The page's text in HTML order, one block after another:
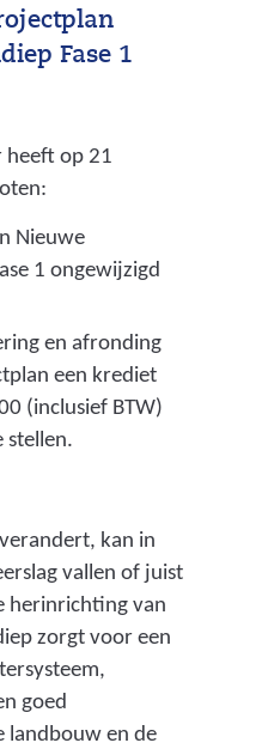
Fase 1
heeft op 21
Nieuwe
1 ongewijzigd
en afronding
een krediet
(inclusief BTW)
stellen.
kan in
vallen of juist
herinrichting van
zorgt voor een
goed
landbouw en de